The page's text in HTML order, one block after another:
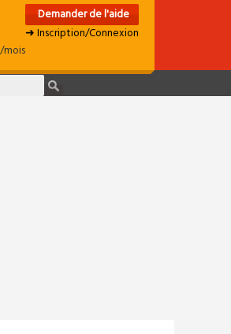
mois
Demander de l'aide
➜ Inscription/Connexion